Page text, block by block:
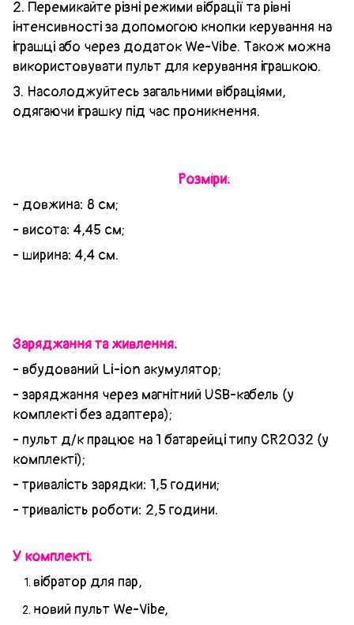
2. Перемикайте різні режими вібрації та рівні
інтенсивності за допомогою кнопки керування на
іграшці або через додаток We-Vibe. Також можна
використовувати пульт для керування іграшкою.
3. Насолоджуйтесь загальними вібраціями,
одягаючи іграшку під час проникнення.
Розміри:
- довжина: 8 см;
- висота: 4,45 см;
- ширина: 4,4 см.
Заряджання та живлення:
- вбудований Li-ion акумулятор;
- заряджання через магнітний USB-кабель (у
комплекті без адаптера);
- пульт д/к працює на 1 батарейці типу CR2032 (у
комплекті);
- тривалість зарядки: 1,5 години;
- тривалість роботи: 2,5 години.
У комплекті:
вібратор для пар,
новий пульт We-Vibe,